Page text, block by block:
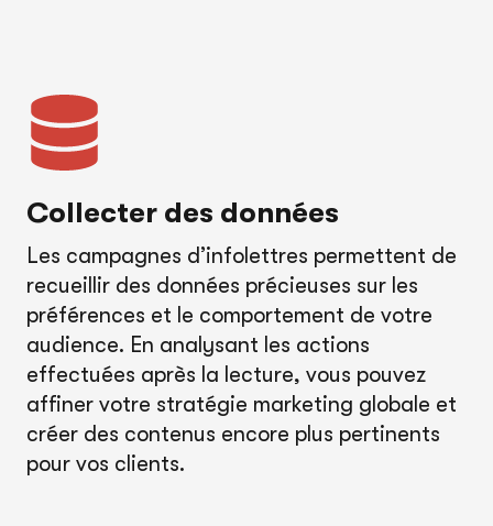
Collecter des données
Les campagnes d’infolettres permettent de
recueillir des données précieuses sur les
préférences et le comportement de votre
audience. En analysant les actions
effectuées après la lecture, vous pouvez
affiner votre stratégie marketing globale et
créer des contenus encore plus pertinents
pour vos clients.